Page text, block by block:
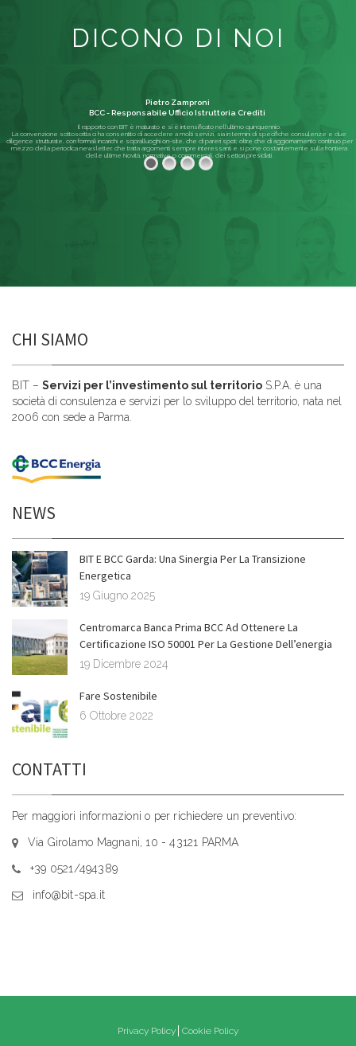
DICONO DI NOI
Il rapporto con BIT è maturato e si è intensificato nell'ultimo quinquennio.
La convenzione sottoscritta ci ha consentito di accedere a molti servizi, sia in termini di specifiche consulenze e due
diligence strutturate, con formali incarichi e sopralluoghi on-site, che di pareri spot; oltre che di aggiornamento continuo per
mezzo della periodica newsletter, che tratta argomenti sempre interessanti e si pone costantemente sulla frontiera
delle ultime Novità, normative o commerciali, dei settori presidiati.
Pietro Zamproni
BCC - Responsabile Ufficio Istruttoria Crediti
Leggi di più
CHI SIAMO
BIT – Servizi per l’investimento sul territorio S.P.A. è una
società di consulenza e servizi per lo sviluppo del territorio, nata nel
2006 con sede a Parma.
NEWS
BIT E BCC Garda: Una Sinergia Per La Transizione
Energetica
19 Giugno 2025
Centromarca Banca Prima BCC Ad Ottenere La
Certificazione ISO 50001 Per La Gestione Dell’energia
19 Dicembre 2024
Fare Sostenibile
6 Ottobre 2022
CONTATTI
Per maggiori informazioni o per richiedere un preventivo:
Via Girolamo Magnani, 10 - 43121 PARMA
+39 0521/494389
info@bit-spa.it
Privacy Policy Cookie Policy